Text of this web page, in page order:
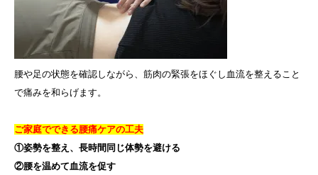
腰や足の状態を確認しながら、筋肉の緊張をほぐし血流を整えること
で痛みを和らげます。
ご家庭でできる腰痛ケアの工夫
①姿勢を整え、長時間同じ体勢を避ける
②腰を温めて血流を促す